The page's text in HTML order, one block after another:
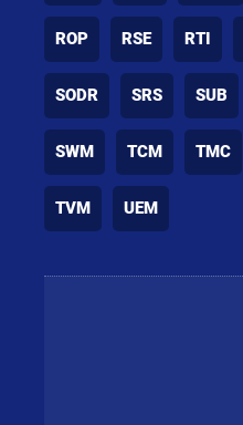
ROP RSE RTI
SODR SRS SUB
SWM TCM TMC
TVM UEM